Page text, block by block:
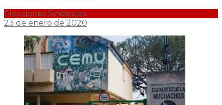
Elecciones Sindicales
23 de enero de 2020